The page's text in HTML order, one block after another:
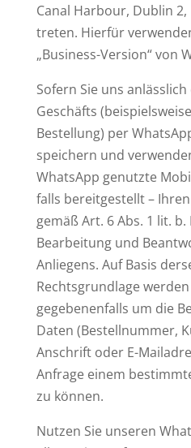
Canal Harbour, Dublin
treten. Hierfür
„Business-Version“ von
Sofern Sie uns
Geschäfts
Bestellung) per
speichern und
WhatsApp genutzte
falls bereitgestellt –
gemäß Art. 6 Abs. 1 lit. b.
Bearbeitung und
Anliegens. Auf Basis
Rechtsgrundlage
gegebenenfalls um die
Daten (Bestellnummer,
Anschrift oder E-
Anfrage einem
zu können.
Nutzen Sie unseren